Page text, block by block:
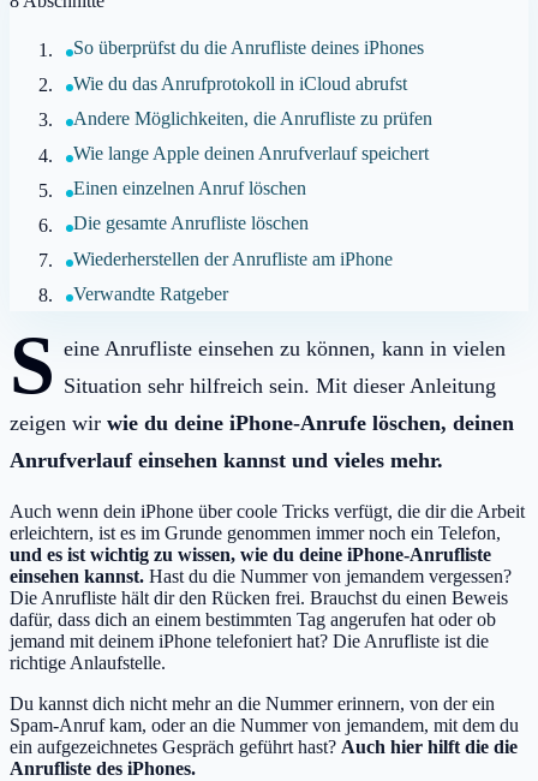
So überprüfst du die Anrufliste deines iPhones
Wie du das Anrufprotokoll in iCloud abrufst
Andere Möglichkeiten, die Anrufliste zu prüfen
Wie lange Apple deinen Anrufverlauf speichert
Einen einzelnen Anruf löschen
Die gesamte Anrufliste löschen
Wiederherstellen der Anrufliste am iPhone
Verwandte Ratgeber
S eine Anrufliste einsehen zu können, kann in vielen
Situation sehr hilfreich sein. Mit dieser Anleitung
zeigen wir wie du deine iPhone-Anrufe löschen, deinen
Anrufverlauf einsehen kannst und vieles mehr.
Auch wenn dein iPhone über coole Tricks verfügt, die dir die Arbeit
erleichtern, ist es im Grunde genommen immer noch ein Telefon,
und es ist wichtig zu wissen, wie du deine iPhone-Anrufliste
einsehen kannst. Hast du die Nummer von jemandem vergessen?
Die Anrufliste hält dir den Rücken frei. Brauchst du einen Beweis
dafür, dass dich an einem bestimmten Tag angerufen hat oder ob
jemand mit deinem iPhone telefoniert hat? Die Anrufliste ist die
richtige Anlaufstelle.
Du kannst dich nicht mehr an die Nummer erinnern, von der ein
Spam-Anruf kam, oder an die Nummer von jemandem, mit dem du
ein aufgezeichnetes Gespräch geführt hast? Auch hier hilft die die
Anrufliste des iPhones.